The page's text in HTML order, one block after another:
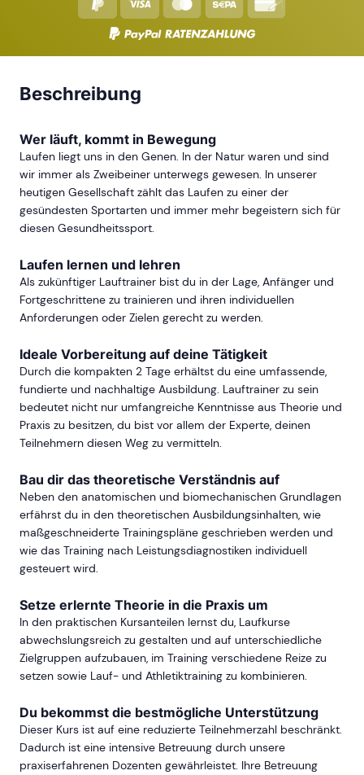
Beschreibung
Wer läuft, kommt in Bewegung
Laufen liegt uns in den Genen. In der Natur waren und sind
wir immer als Zweibeiner unterwegs gewesen. In unserer
heutigen Gesellschaft zählt das Laufen zu einer der
gesündesten Sportarten und immer mehr begeistern sich für
diesen Gesundheitssport.
Laufen lernen und lehren
Als zukünftiger Lauftrainer bist du in der Lage, Anfänger und
Fortgeschrittene zu trainieren und ihren individuellen
Anforderungen oder Zielen gerecht zu werden.
Ideale Vorbereitung auf deine Tätigkeit
Durch die kompakten 2 Tage erhältst du eine umfassende,
fundierte und nachhaltige Ausbildung. Lauftrainer zu sein
bedeutet nicht nur umfangreiche Kenntnisse aus Theorie und
Praxis zu besitzen, du bist vor allem der Experte, deinen
Teilnehmern diesen Weg zu vermitteln.
Bau dir das theoretische Verständnis auf
Neben den anatomischen und biomechanischen Grundlagen
erfährst du in den theoretischen Ausbildungsinhalten, wie
maßgeschneiderte Trainingspläne geschrieben werden und
wie das Training nach Leistungsdiagnostiken individuell
gesteuert wird.
Setze erlernte Theorie in die Praxis um
In den praktischen Kursanteilen lernst du, Laufkurse
abwechslungsreich zu gestalten und auf unterschiedliche
Zielgruppen aufzubauen, im Training verschiedene Reize zu
setzen sowie Lauf- und Athletiktraining zu kombinieren.
Du bekommst die bestmögliche Unterstützung
Dieser Kurs ist auf eine reduzierte Teilnehmerzahl beschränkt.
Dadurch ist eine intensive Betreuung durch unsere
praxiserfahrenen Dozenten gewährleistet. Ihre Betreuung